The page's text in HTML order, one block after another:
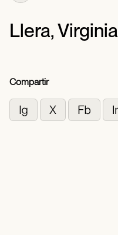
Llera, Virginia
Compartir